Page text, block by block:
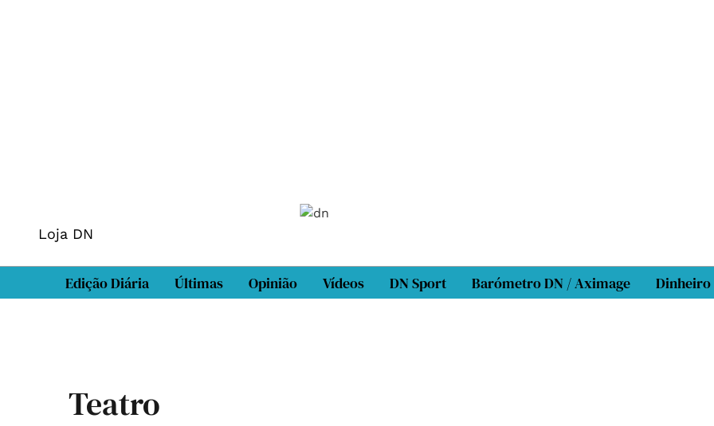
Loja DN
Edição Diária Últimas Opinião Vídeos DN Sport Barómetro DN / Aximage Dinheiro
Teatro